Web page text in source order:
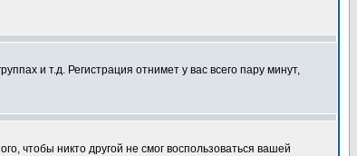
и т.д. Регистрация отнимет у вас всего пару минут,
чтобы никто другой не смог воспользоваться вашей